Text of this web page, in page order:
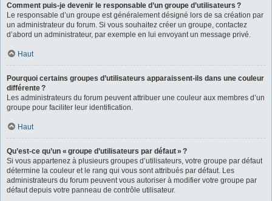
Comment puis-je devenir le responsable d’un groupe d’utilisateurs ?
Le responsable d’un groupe est généralement désigné lors de sa création par
un administrateur du forum. Si vous souhaitez créer un groupe, contactez
d’abord un administrateur, par exemple en lui envoyant un message privé.
Haut
Pourquoi certains groupes d’utilisateurs apparaissent-ils dans une couleur
différente ?
Les administrateurs du forum peuvent attribuer une couleur aux membres d’un
groupe pour faciliter leur identification.
Haut
Qu’est-ce qu’un « groupe d’utilisateurs par défaut » ?
Si vous appartenez à plusieurs groupes d’utilisateurs, votre groupe par défaut
détermine la couleur et le rang qui vous sont attribués par défaut. Les
administrateurs du forum peuvent vous autoriser à modifier votre groupe par
défaut depuis votre panneau de contrôle utilisateur.